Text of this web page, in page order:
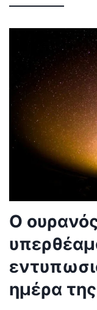
Ο
ημέρα